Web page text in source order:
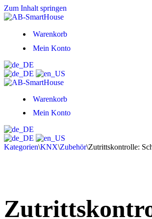
Zum Inhalt springen
Warenkorb
Mein Konto
Warenkorb
Mein Konto
Kategorien\KNX\Zubehör\Zutrittskontrolle: